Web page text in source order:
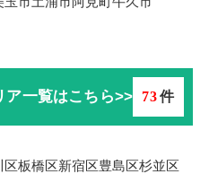
ア一覧はこちら>> 73件
区板橋区新宿区豊島区杉並区